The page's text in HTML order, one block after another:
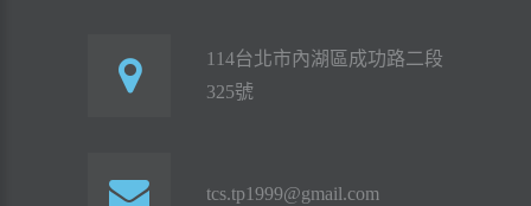
114台北市內湖區成功路二段
325號
tcs.tp1999@gmail.com